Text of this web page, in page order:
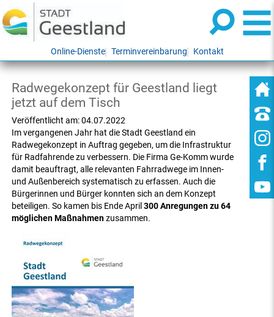
Online-Dienste Terminvereinbarung Kontakt
Radwegekonzept für Geestland liegt
jetzt auf dem Tisch
Veröffentlicht am:04.07.2022
Im vergangenen Jahr hat die Stadt Geestland ein
Radwegekonzept in Auftrag gegeben, um die Infrastruktur
für Radfahrende zu verbessern. Die Firma Ge-Komm wurde
damit beauftragt, alle relevanten Fahrradwege im Innen-
und Außenbereich systematisch zu erfassen. Auch die
Bürgerinnen und Bürger konnten sich an dem Konzept
beteiligen. So kamen bis Ende April300 Anregungen zu 64
möglichen Maßnahmenzusammen.